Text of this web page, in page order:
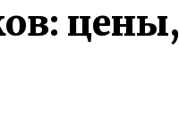
цены,